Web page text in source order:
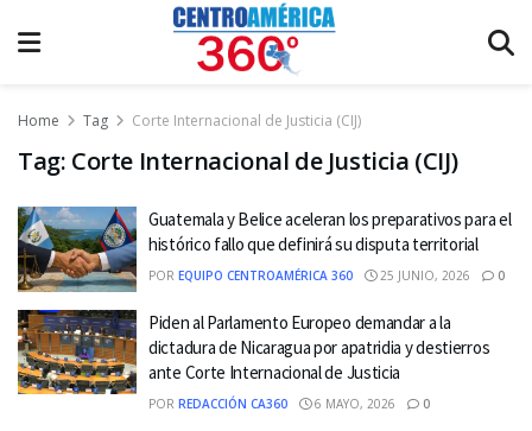
Home Tag Corte Internacional de Justicia (CIJ)
Tag: Corte Internacional de Justicia (CIJ)
Guatemala y Belice aceleran los preparativos para el
histórico fallo que definirá su disputa territorial
POR EQUIPO CENTROAMÉRICA 360 25 JUNIO, 2026 0
Piden al Parlamento Europeo demandar a la
dictadura de Nicaragua por apatridia y destierros
ante Corte Internacional de Justicia
POR REDACCIÓN CA360 6 MAYO, 2026 0